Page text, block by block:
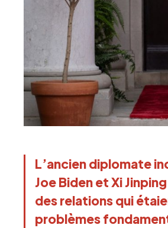
L’ancien diplomate
Joe Biden et Xi
des relations qui
problèmes